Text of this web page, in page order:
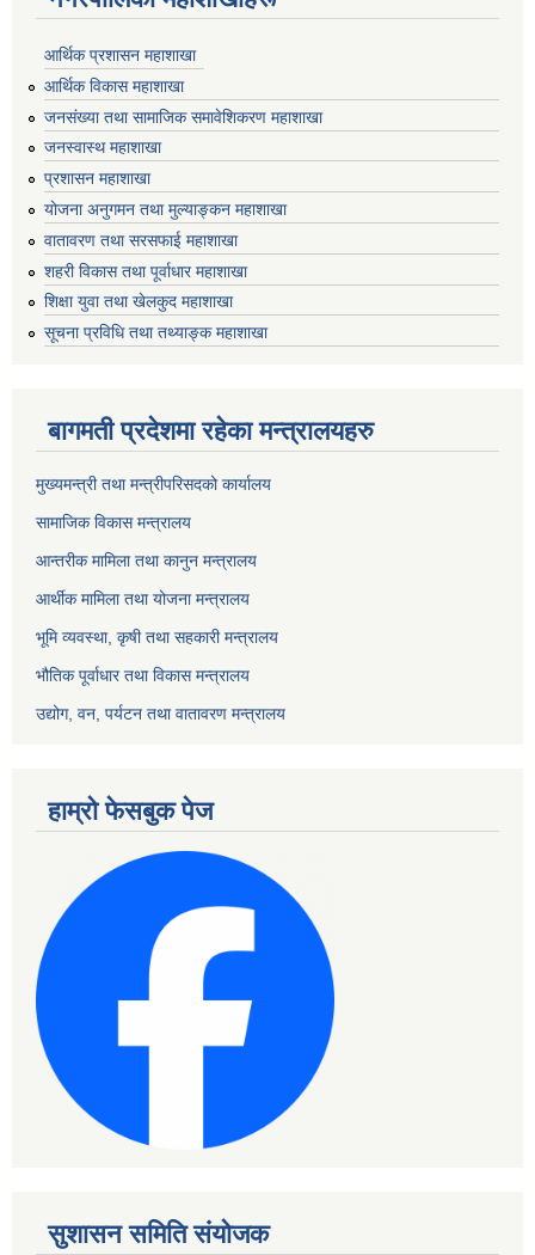
आर्थिक प्रशासन महाशाखा
आर्थिक विकास महाशाखा
जनसंख्या तथा सामाजिक समावेशिकरण महाशाखा
जनस्वास्थ महाशाखा
प्रशासन महाशाखा
योजना अनुगमन तथा मुल्याङ्कन महाशाखा
वातावरण तथा सरसफाई महाशाखा
शहरी विकास तथा पूर्वाधार महाशाखा
शिक्षा युवा तथा खेलकुद महाशाखा
सूचना प्रविधि तथा तथ्याङ्क महाशाखा
बागमती प्रदेशमा रहेका मन्त्रालयहरु
मुख्यमन्त्री तथा मन्त्रीपरिसदको कार्यालय
सामाजिक विकास मन्त्रालय
आन्तरीक मामिला तथा कानुन मन्त्रालय
आर्थीक मामिला तथा योजना मन्त्रालय
भूमि व्यवस्था, कृषी तथा सहकारी मन्त्रालय
भौतिक पूर्वाधार तथा विकास मन्त्रालय
उद्योग, वन, पर्यटन तथा वातावरण मन्त्रालय
हाम्रो फेसबुक पेज
सुशासन समिति संयोजक